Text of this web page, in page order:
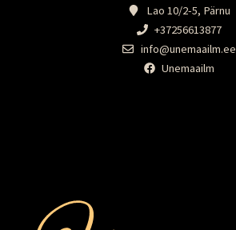
Lao 10/2-5, Pärnu
+37256613877
info@unemaailm.ee
Unemaailm